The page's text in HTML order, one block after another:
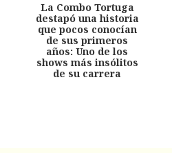
La Combo Tortuga
destapó una historia
que pocos conocían
de sus primeros
años: Uno de los
shows más insólitos
de su carrera